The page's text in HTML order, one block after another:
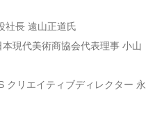
社長 遠山正道氏
現代美術商協会代表理事 小山
クリエイティブディレクター 永